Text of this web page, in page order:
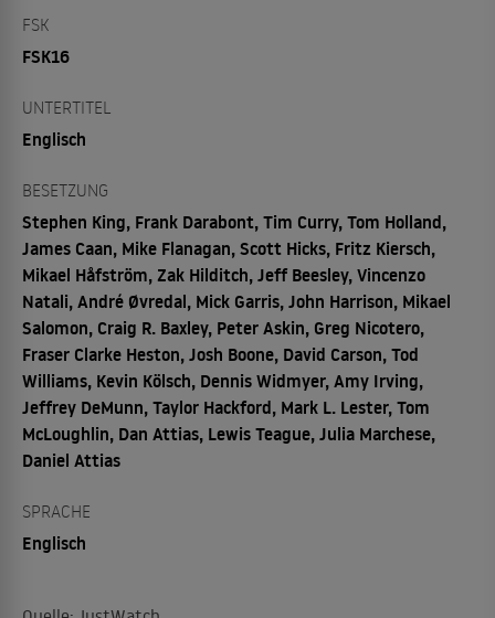
FSK
FSK16
UNTERTITEL
Englisch
BESETZUNG
Stephen King, Frank Darabont, Tim Curry, Tom Holland,
James Caan, Mike Flanagan, Scott Hicks, Fritz Kiersch,
Mikael Håfström, Zak Hilditch, Jeff Beesley, Vincenzo
Natali, André Øvredal, Mick Garris, John Harrison, Mikael
Salomon, Craig R. Baxley, Peter Askin, Greg Nicotero,
Fraser Clarke Heston, Josh Boone, David Carson, Tod
Williams, Kevin Kölsch, Dennis Widmyer, Amy Irving,
Jeffrey DeMunn, Taylor Hackford, Mark L. Lester, Tom
McLoughlin, Dan Attias, Lewis Teague, Julia Marchese,
Daniel Attias
SPRACHE
Englisch